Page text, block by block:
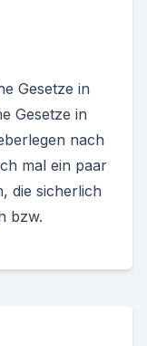
Gesetze in
Gesetze in
nach
mal ein paar
die sicherlich
bzw.